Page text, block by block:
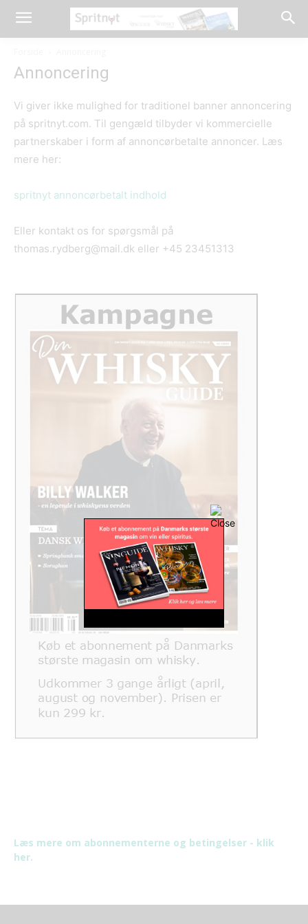
Annoncering
Vi giver ikke mulighed for traditionel banner annoncering
på spritnyt.com. Til gengæld tilbyder vi kommercielle
partnerskaber i form af annoncørbetalte annoncer. Læs
mere her:
spritnyt annoncørbetalt indhold
Eller kontakt os for spørgsmål på
thomas.rydberg@mail.dk eller +45 23451313
Læs mere om abonnementerne og betingelser - klik
her.